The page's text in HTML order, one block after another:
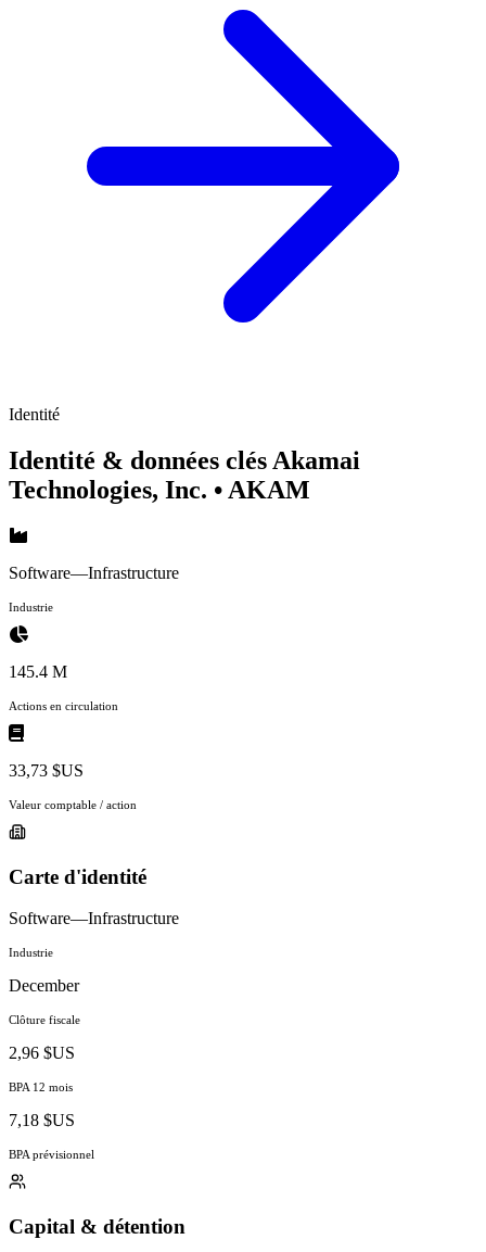
Identité
Identité & données clés Akamai
Technologies, Inc. • AKAM
Software—Infrastructure
Industrie
145.4 M
Actions en circulation
33,73 $US
Valeur comptable / action
Carte d'identité
Software—Infrastructure
Industrie
December
Clôture fiscale
2,96 $US
BPA 12 mois
7,18 $US
BPA prévisionnel
Capital & détention